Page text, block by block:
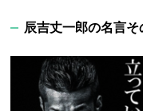
辰吉丈一郎の名言